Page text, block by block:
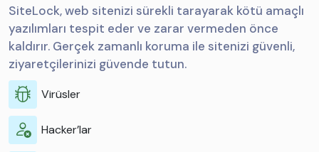
SiteLock, web sitenizi sürekli tarayarak kötü amaçlı
yazılımları tespit eder ve zarar vermeden önce
kaldırır. Gerçek zamanlı koruma ile sitenizi güvenli,
ziyaretçilerinizi güvende tutun.
Virüsler
Hacker’lar